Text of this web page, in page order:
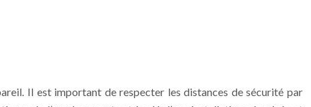
Il est important de respecter les distances de sécurité par